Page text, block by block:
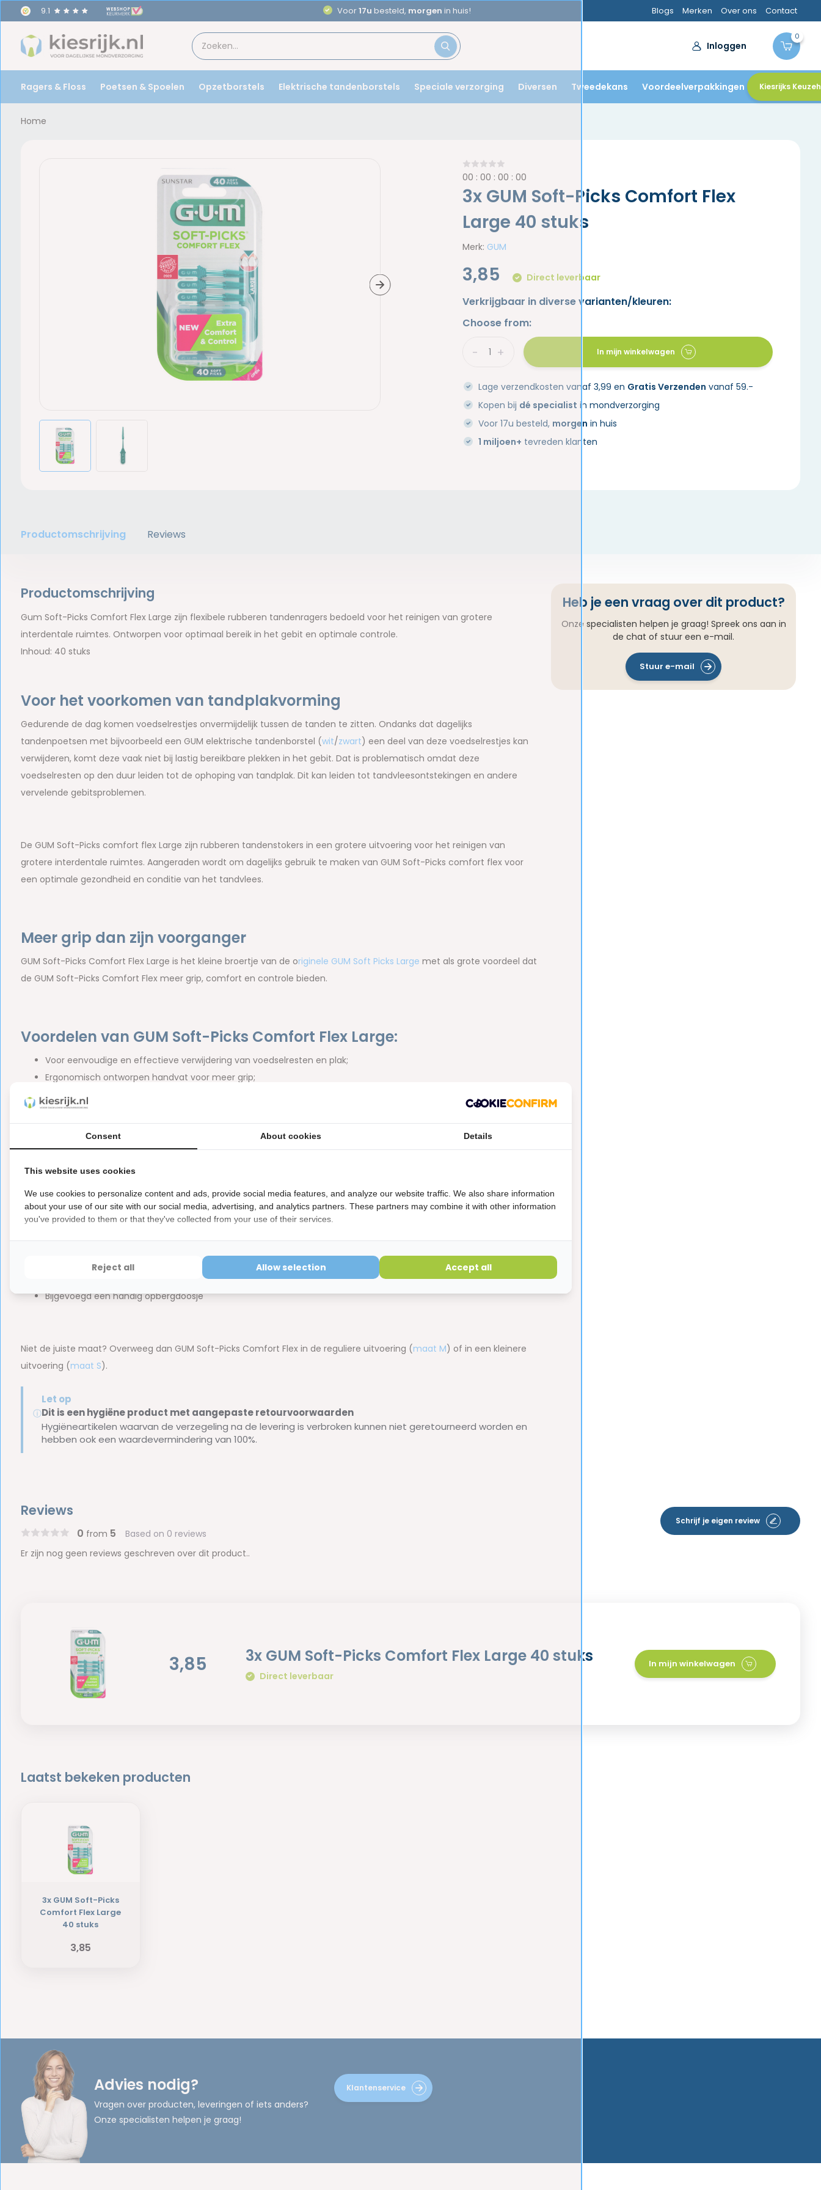
9.1 Aanbevolen doortandartsen Blogs Merken Over ons Contact
Inloggen
0
Ragers & Floss Poetsen & Spoelen Opzetborstels Elektrische tandenborstels Speciale verzorging Diversen Tweedekans Voordeelverpakkingen Kiesrijks
Home
00 :00 :00 :00
3x GUM Soft-Picks Comfort Flex
Large 40 stuks
Merk: GUM
3,85 Direct leverbaar
Verkrijgbaar in diverse varianten/kleuren:
Choose from:
+
- In mijn winkelwagen
Lage verzendkosten vanaf 3,99 en Gratis Verzenden vanaf 59.-
Kopen bij dé specialist in mondverzorging
Voor 17u besteld, morgen in huis
1 miljoen+ tevreden klanten
Productomschrijving Reviews
Productomschrijving
Gum Soft-Picks Comfort Flex Large zijn flexibele rubberen tandenragers bedoeld voor het reinigen van grotere
interdentale ruimtes. Ontworpen voor optimaal bereik in het gebit en optimale controle.
Inhoud: 40 stuks
Voor het voorkomen van tandplakvorming
Gedurende de dag komen voedselrestjes onvermijdelijk tussen de tanden te zitten. Ondanks dat dagelijks
tandenpoetsen met bijvoorbeeld een GUM elektrische tandenborstel (wit/zwart) een deel van deze voedselrestjes kan
verwijderen, komt deze vaak niet bij lastig bereikbare plekken in het gebit. Dat is problematisch omdat deze
voedselresten op den duur leiden tot de ophoping van tandplak. Dit kan leiden tot tandvleesontstekingen en andere
vervelende gebitsproblemen.
De GUM Soft-Picks comfort flex Large zijn rubberen tandenstokers in een grotere uitvoering voor het reinigen van
grotere interdentale ruimtes. Aangeraden wordt om dagelijks gebruik te maken van GUM Soft-Picks comfort flex voor
een optimale gezondheid en conditie van het tandvlees.
Meer grip dan zijn voorganger
GUM Soft-Picks Comfort Flex Large is het kleine broertje van de originele GUM Soft Picks Large met als grote voordeel dat
de GUM Soft-Picks Comfort Flex meer grip, comfort en controle bieden.
Voordelen van GUM Soft-Picks Comfort Flex Large:
Voor eenvoudige en effectieve verwijdering van voedselresten en plak;
Ergonomisch ontworpen handvat voor meer grip;
Flexibel;
Optimale controle door anti-slip laag op het handvat
Voor grotere interdentale ruimtes;
Inhoud van de verpakking:
40x GUM Soft-Picks Comfort Flex - Large
Bijgevoegd een handig opbergdoosje
Niet de juiste maat? Overweeg dan GUM Soft-Picks Comfort Flex in de reguliere uitvoering (maat M) of in een kleinere
uitvoering (maat S).
ⓘ
Let op
Dit is een hygiëne product met aangepaste retourvoorwaarden
Hygiëneartikelen waarvan de verzegeling na de levering is verbroken kunnen niet geretourneerd worden en
hebben ook een waardevermindering van 100%.
Heb je een vraag over dit product?
Onze specialisten helpen je graag! Spreek ons aan in
de chat of stuur een e-mail.
Stuur e-mail
Reviews
0 from 5 Based on 0 reviews
Schrijf je eigen review
Er zijn nog geen reviews geschreven over dit product..
3,85 3x GUM Soft-Picks Comfort Flex Large 40 stuks
Direct leverbaar
In mijn winkelwagen
Laatst bekeken producten
3x GUM Soft-Picks
Comfort Flex Large
40 stuks
3,85
Advies nodig?
Vragen over producten, leveringen of iets anders?
Onze specialisten helpen je graag!
Klantenservice
Consent About cookies Details
This website uses cookies
We use cookies to personalize content and ads, provide social media features, and analyze our website traffic. We also share information
about your use of our site with our social media, advertising, and analytics partners. These partners may combine it with other information
you've provided to them or that they've collected from your use of their services.
Reject all Allow selection Accept all